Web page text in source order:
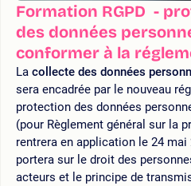
Formation RGPD -
des données
conformer à la
La collecte des données
sera encadrée par le nouveau
protection des données
(pour Règlement général sur la
rentrera en application le 24
portera sur le droit des
acteurs et le principe de